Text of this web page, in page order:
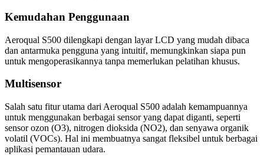
Kemudahan Penggunaan
Aeroqual S500 dilengkapi dengan layar LCD yang mudah dibaca
dan antarmuka pengguna yang intuitif, memungkinkan siapa pun
untuk mengoperasikannya tanpa memerlukan pelatihan khusus.
Multisensor
Salah satu fitur utama dari Aeroqual S500 adalah kemampuannya
untuk menggunakan berbagai sensor yang dapat diganti, seperti
sensor ozon (O3), nitrogen dioksida (NO2), dan senyawa organik
volatil (VOCs). Hal ini membuatnya sangat fleksibel untuk berbagai
aplikasi pemantauan udara.